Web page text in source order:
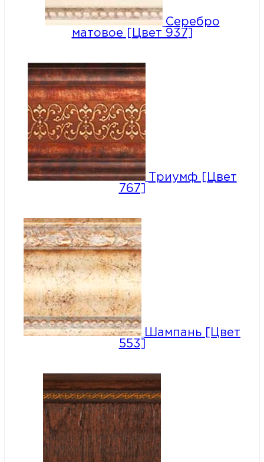
Серебро
матовое [Цвет 937]
Триумф [Цвет
767]
Шампань [Цвет
553]